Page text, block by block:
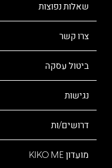
שאלות נפוצות
צרו קשר
ביטול עסקה
נגישות
דרושים/ות
מועדון KIKO ME